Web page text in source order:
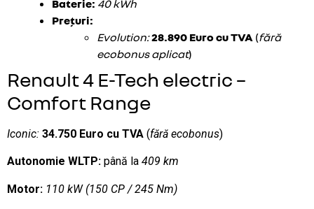
Baterie: 40 kWh
Prețuri:
Evolution:28.890 Euro cu TVA (fără
ecobonus aplicat)
Renault 4 E-Tech electric –
Comfort Range
Iconic: 34.750 Euro cu TVA (fără ecobonus)
Autonomie WLTP: până la 409 km
Motor: 110 kW (150 CP / 245 Nm)